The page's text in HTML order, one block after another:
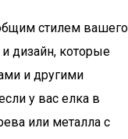
стилем вашего
дизайн, которые
и другими
у вас елка в
или металла с